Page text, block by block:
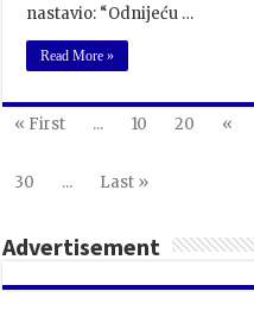
nastavio: “Odnijeću …
Read More »
« First ... 10 20 «
30
... Last »
Advertisement